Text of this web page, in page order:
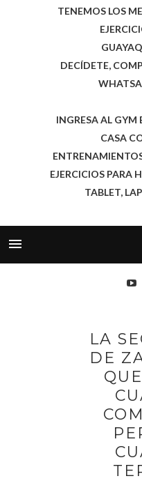
TENEMOS LOS
DECÍDETE,
INGRESA AL GYM
CASA
EJERCICIOS PARA
TABLET,
LA
DE